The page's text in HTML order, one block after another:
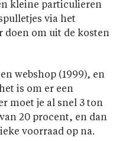
kleine particulieren
via het
doen om uit de kosten
webshop (1999), en
is om er een
moet je al snel 3 ton
20 procent, en dan
voorraad op na.